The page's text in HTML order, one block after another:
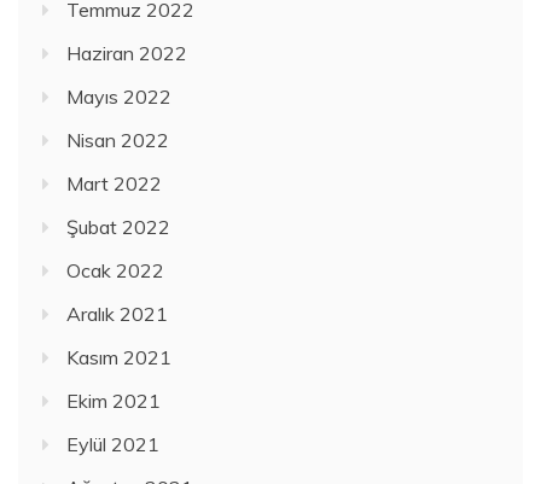
Temmuz 2022
Haziran 2022
Mayıs 2022
Nisan 2022
Mart 2022
Şubat 2022
Ocak 2022
Aralık 2021
Kasım 2021
Ekim 2021
Eylül 2021